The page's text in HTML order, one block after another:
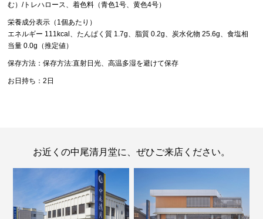
む）/トレハロース、着色料（青色1号、黄色4号）
栄養成分表示（1個あたり）
エネルギー 111kcal、たんぱく質 1.7g、脂質 0.2g、炭水化物 25.6g、食塩相
当量 0.0g（推定値）
保存方法：保存方法:直射日光、高温多湿を避けて保存
お日持ち：2日
お近くの中尾清月堂に、ぜひご来店ください。